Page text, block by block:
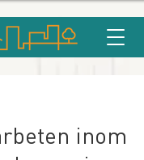
inom